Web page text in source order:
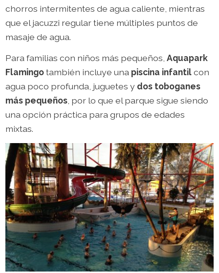
chorros intermitentes de agua caliente, mientras
que el jacuzzi regular tiene múltiples puntos de
masaje de agua.
Para familias con niños más pequeños, Aquapark
Flamingotambién incluye una piscina infantilcon
agua poco profunda, juguetes y dos toboganes
más pequeños, por lo que el parque sigue siendo
una opción práctica para grupos de edades
mixtas.